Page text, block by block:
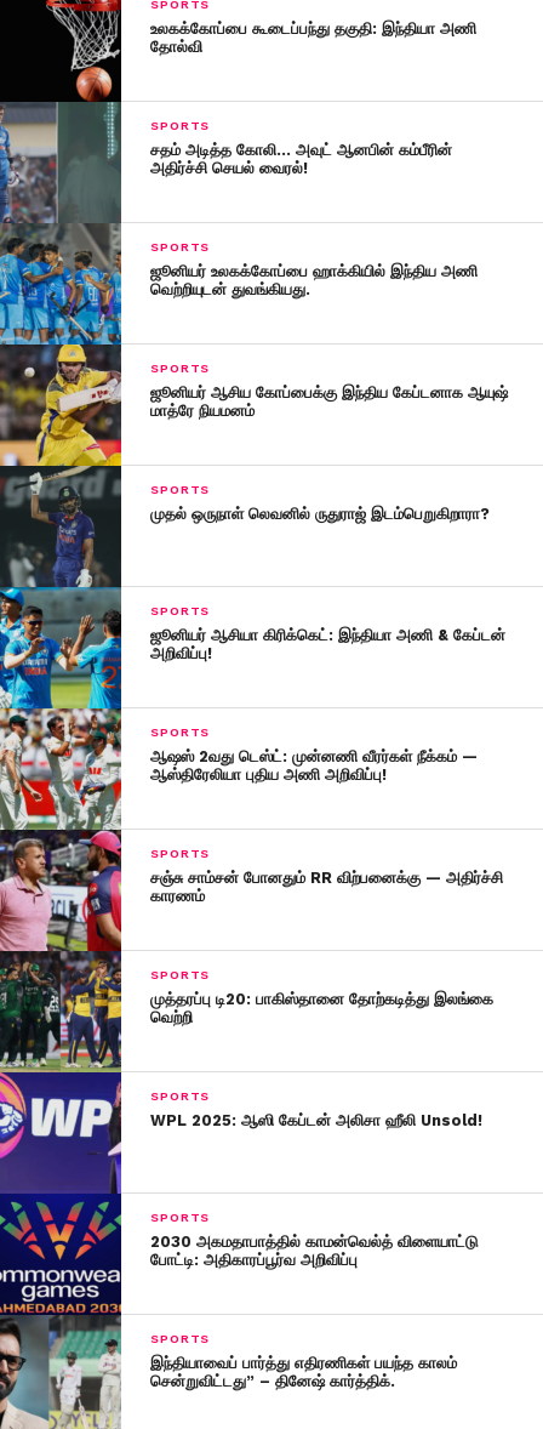
SPORTS
உலகக்கோப்பை கூடைப்பந்து தகுதி: இந்தியா அணி
தோல்வி
SPORTS
சதம் அடித்த கோலி… அவுட் ஆனபின் கம்பீரின்
அதிர்ச்சி செயல் வைரல்!
SPORTS
ஜூனியர் உலகக்கோப்பை ஹாக்கியில் இந்திய அணி
வெற்றியுடன் துவங்கியது.
SPORTS
ஜூனியர் ஆசிய கோப்பைக்கு இந்திய கேப்டனாக ஆயுஷ்
மாத்ரே நியமனம்
SPORTS
முதல் ஒருநாள் லெவனில் ருதுராஜ் இடம்பெறுகிறாரா?
SPORTS
ஜூனியர் ஆசியா கிரிக்கெட்: இந்தியா அணி & கேப்டன்
அறிவிப்பு!
SPORTS
ஆஷஸ் 2வது டெஸ்ட்: முன்னணி வீரர்கள் நீக்கம் —
ஆஸ்திரேலியா புதிய அணி அறிவிப்பு!
SPORTS
சஞ்சு சாம்சன் போனதும் RR விற்பனைக்கு — அதிர்ச்சி
காரணம்
SPORTS
முத்தரப்பு டி20: பாகிஸ்தானை தோற்கடித்து இலங்கை
வெற்றி
SPORTS
WPL 2025: ஆஸி கேப்டன் அலிசா ஹீலி Unsold!
SPORTS
2030 அகம​தா​பாத்​தில் காமன்வெல்த் விளையாட்டு
போட்டி: அதிகாரப்பூர்வ அறிவிப்பு
SPORTS
இந்தியாவைப் பார்த்து எதிரணிகள் பயந்த காலம்
சென்றுவிட்டது” – தினேஷ் கார்த்திக்.